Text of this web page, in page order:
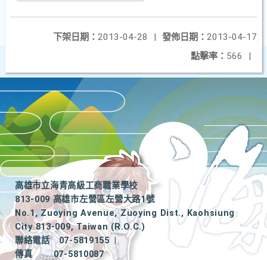
發佈日期： 2013-04-17
下架日期： 2013-04-28
|
點擊率： 566 |
高雄市立海青高級工商職業學校
813-009 高雄市左營區左營大路1號
No.1, Zuoying Avenue, Zuoying Dist., Kaohsiung
City 813-009, Taiwan (R.O.C.)
聯絡電話
07-5819155
|
傳真
07-5810087